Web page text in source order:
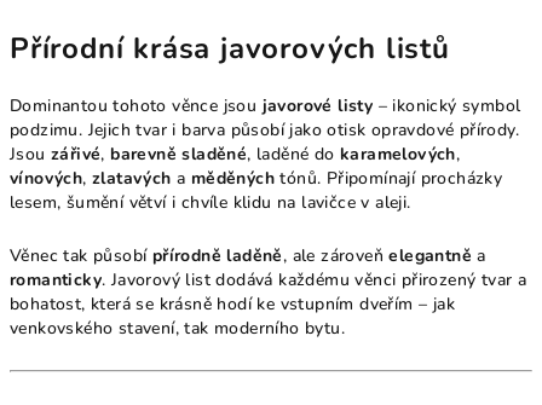
Přírodní krása javorových listů
Dominantou tohoto věnce jsou javorové listy – ikonický symbol
podzimu. Jejich tvar i barva působí jako otisk opravdové přírody.
Jsou zářivé, barevně sladěné, laděné do karamelových,
vínových,zlatavých a měděných tónů. Připomínají procházky
lesem, šumění větví i chvíle klidu na lavičce v aleji.
Věnec tak působí přírodně laděně, ale zároveňelegantně a
romanticky. Javorový list dodává každému věnci přirozený tvar a
bohatost, která se krásně hodí ke vstupním dveřím – jak
venkovského stavení, tak moderního bytu.